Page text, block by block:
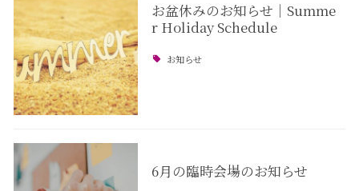
お盆休みのお知らせ｜Summe
r Holiday Schedule
お知らせ
6月の臨時会場のお知らせ